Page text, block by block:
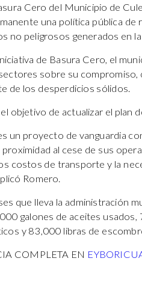
Cero del Municipio de
una política pública de
no peligrosos generados en
de Basura Cero, el
sobre su
de los desperdicios sólidos.
objetivo de actualizar el plan
un proyecto de vanguardia
al cese de sus
costos de transporte y la
Romero.
que lleva la administración
galones de aceites
y 83,000 libras de
COMPLETA EN